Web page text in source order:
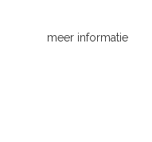
meer informatie